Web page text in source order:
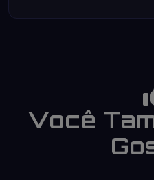
Você